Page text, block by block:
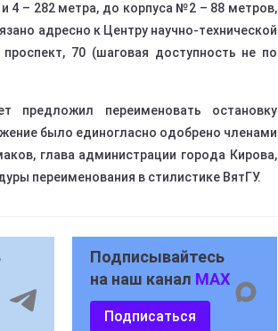
4 – 282 метра, до корпуса №2 – 88 метров,
адресно к Центру научно-технической
70 (шаговая доступность не по
предложил переименовать остановку
было единогласно одобрено членами
глава администрации города Кирова,
переименования в стилистике ВятГУ.
Подписывайтесь
на наш канал MAX
Подписаться